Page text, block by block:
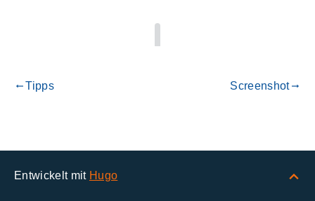
gdoc_arrow_left_altTipps Screenshotgdoc_arrow_right_alt
Entwickelt mit Hugo